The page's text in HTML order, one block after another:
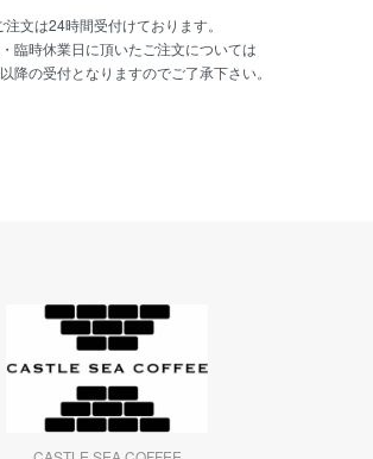
注文は24時間受付けております。
臨時休業日に頂いたご注文については
降の受付となりますのでご了承下さい。